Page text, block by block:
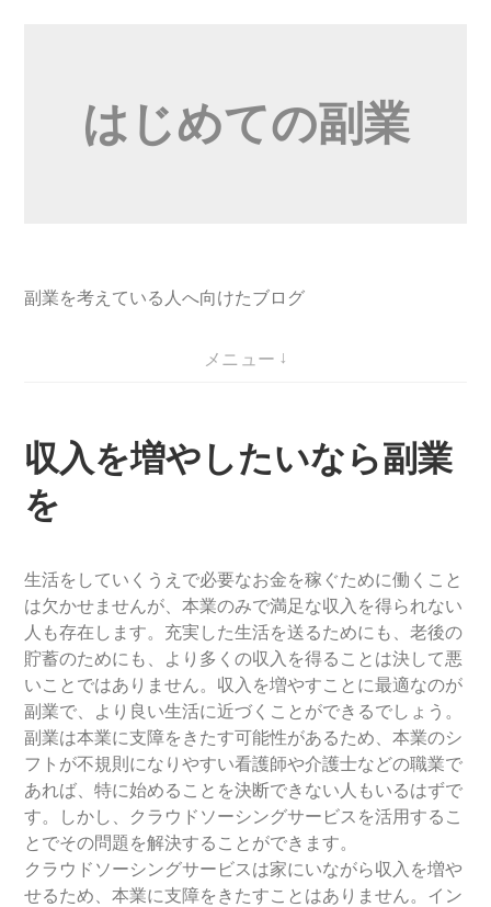
はじめての副業
副業を考えている人へ向けたブログ
メニュー
収入を増やしたいなら副業
を
生活をしていくうえで必要なお金を稼ぐために働くこと
は欠かせませんが、本業のみで満足な収入を得られない
人も存在します。充実した生活を送るためにも、老後の
貯蓄のためにも、より多くの収入を得ることは決して悪
いことではありません。収入を増やすことに最適なのが
副業で、より良い生活に近づくことができるでしょう。
副業は本業に支障をきたす可能性があるため、本業のシ
フトが不規則になりやすい看護師や介護士などの職業で
あれば、特に始めることを決断できない人もいるはずで
す。しかし、クラウドソーシングサービスを活用するこ
とでその問題を解決することができます。
クラウドソーシングサービスは家にいながら収入を増や
せるため、本業に支障をきたすことはありません。イン